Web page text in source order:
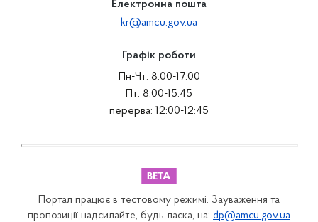
Електронна пошта
kr@amcu.gov.ua
Графік роботи
Пн-Чт: 8:00-17:00
Пт: 8:00-15:45
перерва: 12:00-12:45
Портал працює в тестовому режимі. Зауваження та
пропозиції надсилайте, будь ласка, на: dp@amcu.gov.ua